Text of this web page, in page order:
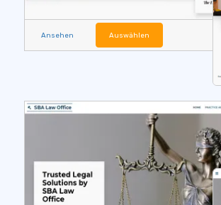
Ansehen Auswählen